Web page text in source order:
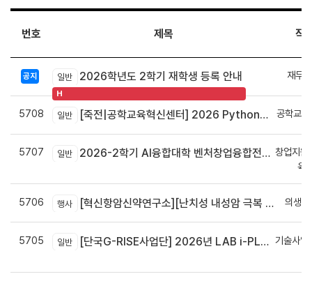
번호 제목 작
공지 일반 2026학년도 2학기 재학생 등록 안내
H
재무
5708 일반 [죽전|공학교육혁신센터] 2026 Python으로 구현하는 AI 영상인식과 로봇팔 제어 프로그램 신청 안내 공학교
5707 일반 2026-2학기 AI융합대학 벤처창업융합전공 안내
창업지원
육
5706 행사 [혁신항암신약연구소][난치성 내성암 극복 차세대 신약개발 글로벌 사업단] 심포지엄 8월 24일 ~ 25일 의생
5705 일반 [단국G-RISE사업단] 2026년 LAB i-PLUG 프로그램 과제 공고(~10.9.(금)까지)
기술사업